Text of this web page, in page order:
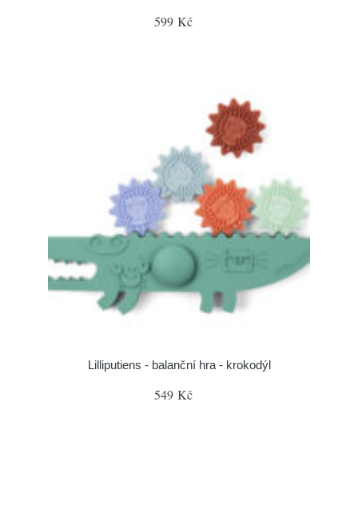
599 Kč
Lilliputiens - balanční hra - krokodýl
549 Kč